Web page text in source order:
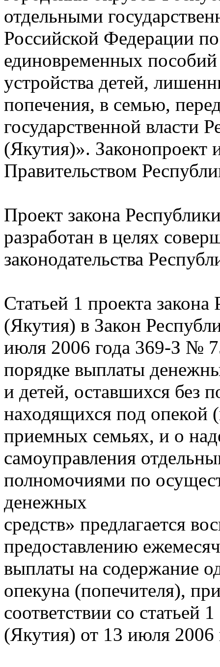
отдельными
Российской Федерации
единовременных
устройства детей,
попечения, в семью,
государственной власти
(Якутия)». Законопроект
Правительством
Проект закона
разработан в целях
законодательства
Статьей 1 проекта
(Якутия) в Закон
июля 2006 года 369-З №
порядке выплаты
и детей, оставшихся без
находящихся под опекой
приемных семьях, и о
самоуправления
полномочиями по
денежных
средств» предлагается
предоставлению
выплаты на содержание
опекуна (попечителя),
соответствии со статьей
(Якутия) от 13 июля 2006